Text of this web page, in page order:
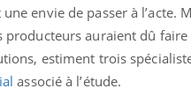
envie de passer à l’acte.
producteurs auraient dû
estiment trois
associé à l’étude.